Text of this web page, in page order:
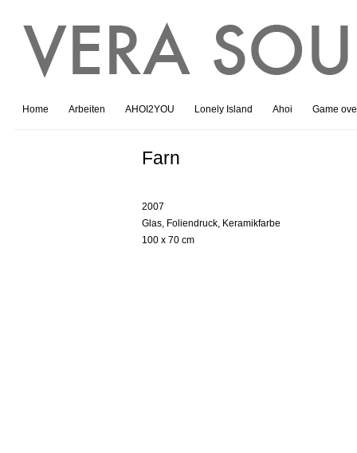
Home Arbeiten AHOI2YOU Lonely Island Ahoi Game
Farn
2007
Glas, Foliendruck, Keramikfarbe
100 x 70 cm